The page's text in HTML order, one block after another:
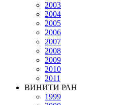
2003
2004
2005
2006
2007
2008
2009
2010
2011
ВИНИТИ РАН
1999